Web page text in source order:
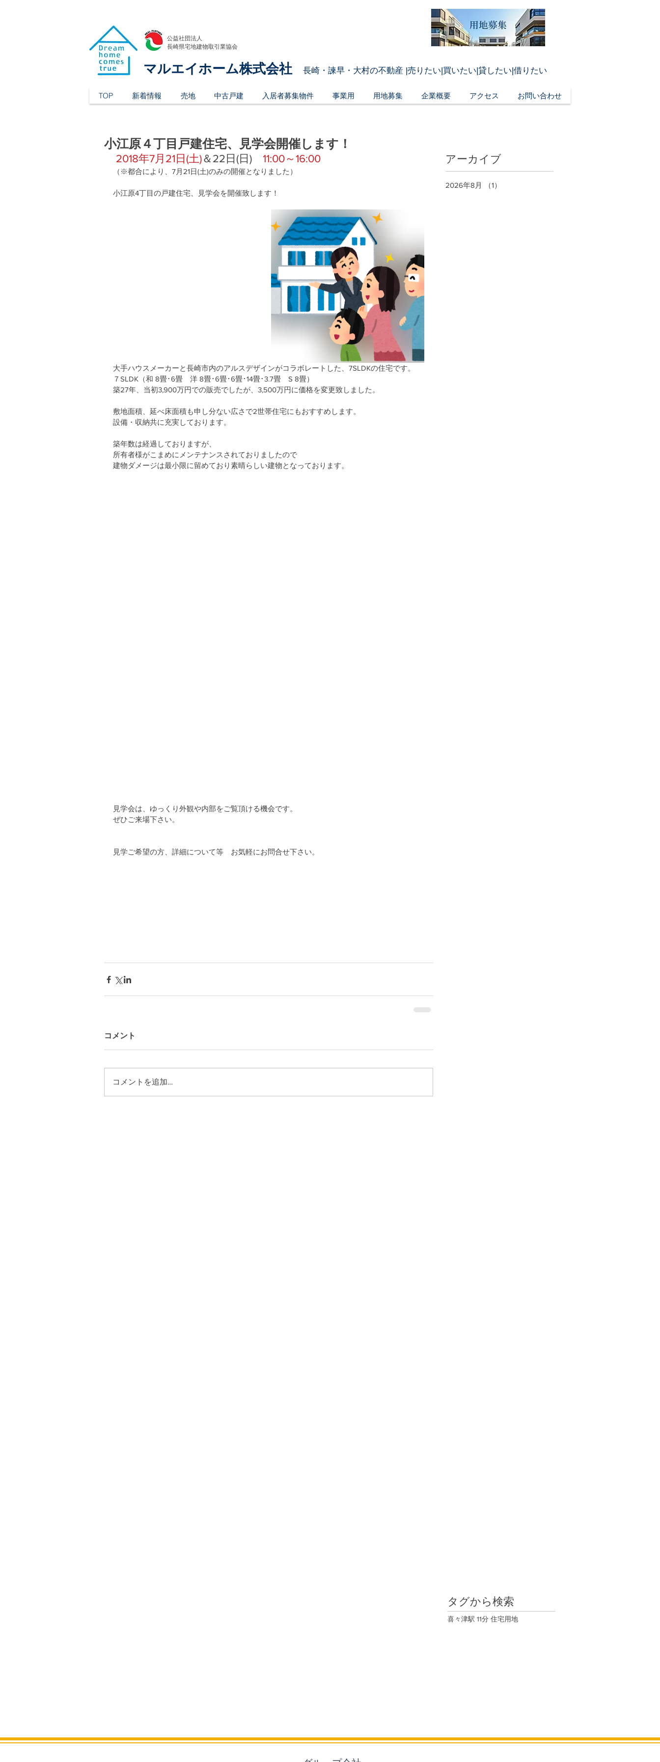
公益社団法人
​長崎県宅地建物取引業協会
マルエイホーム株式会社 長崎・諫早・大村の不動産 |売りたい|買いたい|貸したい|借りたい
TOP 新着情報 売地 中古戸建 入居者募集物件 事業用 用地募集 企業概要 アクセス お問い合わせ
小江原４丁目戸建住宅、見学会開催します！
2018年7月21日(土)＆22日(日) 11:00～16:00
（※都合により、7月21日(土)のみの開催となりました）
小江原4丁目の戸建住宅、見学会を開催致します！
大手ハウスメーカーと長崎市内のアルスデザインがコラボレートした、7SLDKの住宅です。
７SLDK（和 8畳･6畳　洋 8畳･6畳･6畳･14畳･3.7畳　S 8畳）
築27年、当初3,900万円での販売でしたが、3,500万円に価格を変更致しました。
敷地面積、延べ床面積も申し分ない広さで2世帯住宅にもおすすめします。
設備・収納共に充実しております。
築年数は経過しておりますが、
所有者様がこまめにメンテナンスされておりましたので
建物ダメージは最小限に留めており素晴らしい建物となっております。
見学会は、ゆっくり外観や内部をご覧頂ける機会です。
ぜひご来場下さい。
見学ご希望の方、詳細について等　お気軽にお問合せ下さい。
コメント
コメントを追加…
アーカイブ
2026年8月 （1）
タグから検索
喜々津駅 11分 住宅用地